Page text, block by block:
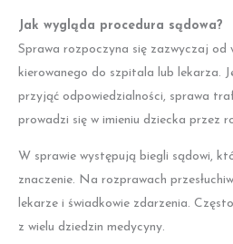
Jak wygląda procedura sądowa?
Sprawa rozpoczyna się zazwyczaj od
kierowanego do szpitala lub lekarza.
przyjąć odpowiedzialności, sprawa
prowadzi się w imieniu dziecka przez
W sprawie występują biegli sądowi,
znaczenie. Na rozprawach
lekarze i świadkowie zdarzenia.
z wielu dziedzin medycyny.